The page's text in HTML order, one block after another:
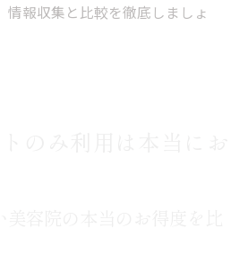
情報収集と比較を徹底しましょ